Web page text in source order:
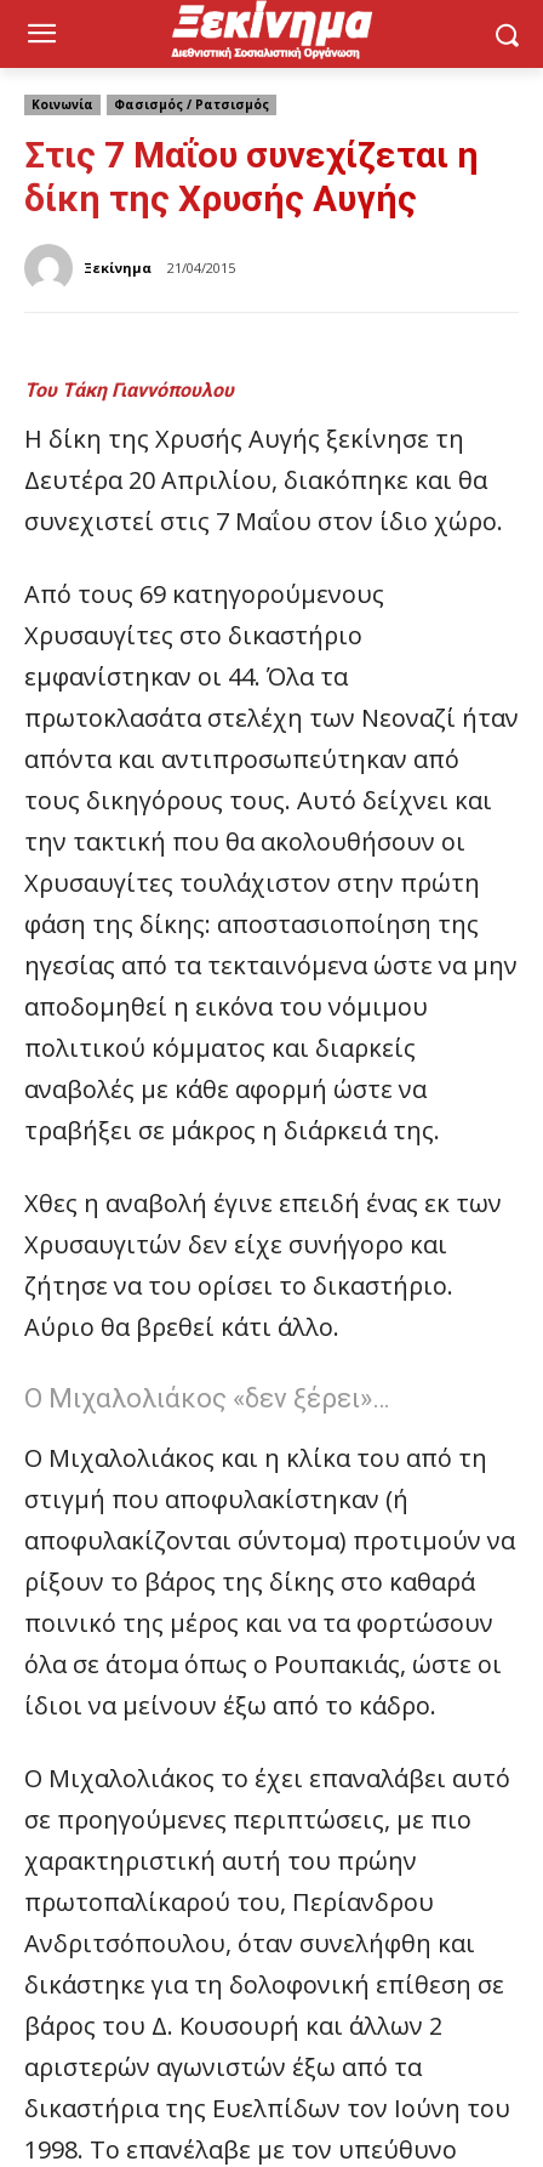
Κοινωνία Φασισμός / Ρατσισμός
Στις 7 Μαΐου συνεχίζεται η
δίκη της Χρυσής Αυγής
Ξεκίνημα 21/04/2015
Του Τάκη Γιαννόπουλου
Η δίκη της Χρυσής Αυγής ξεκίνησε τη
Δευτέρα 20 Απριλίου, διακόπηκε και θα
συνεχιστεί στις 7 Μαΐου στον ίδιο χώρο.
Από τους 69 κατηγορούμενους
Χρυσαυγίτες στο δικαστήριο
εμφανίστηκαν οι 44. Όλα τα
πρωτοκλασάτα στελέχη των Νεοναζί ήταν
απόντα και αντιπροσωπεύτηκαν από
τους δικηγόρους τους. Αυτό δείχνει και
την τακτική που θα ακολουθήσουν οι
Χρυσαυγίτες τουλάχιστον στην πρώτη
φάση της δίκης: αποστασιοποίηση της
ηγεσίας από τα τεκταινόμενα ώστε να μην
αποδομηθεί η εικόνα του νόμιμου
πολιτικού κόμματος και διαρκείς
αναβολές με κάθε αφορμή ώστε να
τραβήξει σε μάκρος η διάρκειά της.
Χθες η αναβολή έγινε επειδή ένας εκ των
Χρυσαυγιτών δεν είχε συνήγορο και
ζήτησε να του ορίσει το δικαστήριο.
Αύριο θα βρεθεί κάτι άλλο.
Ο Μιχαλολιάκος «δεν ξέρει»…
Ο Μιχαλολιάκος και η κλίκα του από τη
στιγμή που αποφυλακίστηκαν (ή
αποφυλακίζονται σύντομα) προτιμούν να
ρίξουν το βάρος της δίκης στο καθαρά
ποινικό της μέρος και να τα φορτώσουν
όλα σε άτομα όπως ο Ρουπακιάς, ώστε οι
ίδιοι να μείνουν έξω από το κάδρο.
Ο Μιχαλολιάκος το έχει επαναλάβει αυτό
σε προηγούμενες περιπτώσεις, με πιο
χαρακτηριστική αυτή του πρώην
πρωτοπαλίκαρού του, Περίανδρου
Ανδριτσόπουλου, όταν συνελήφθη και
δικάστηκε για τη δολοφονική επίθεση σε
βάρος του Δ. Κουσουρή και άλλων 2
αριστερών αγωνιστών έξω από τα
δικαστήρια της Ευελπίδων τον Ιούνη του
1998. Το επανέλαβε με τον υπεύθυνο